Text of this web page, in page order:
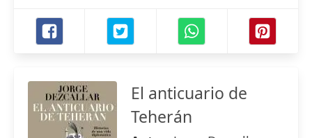
El anticuario de
Teherán